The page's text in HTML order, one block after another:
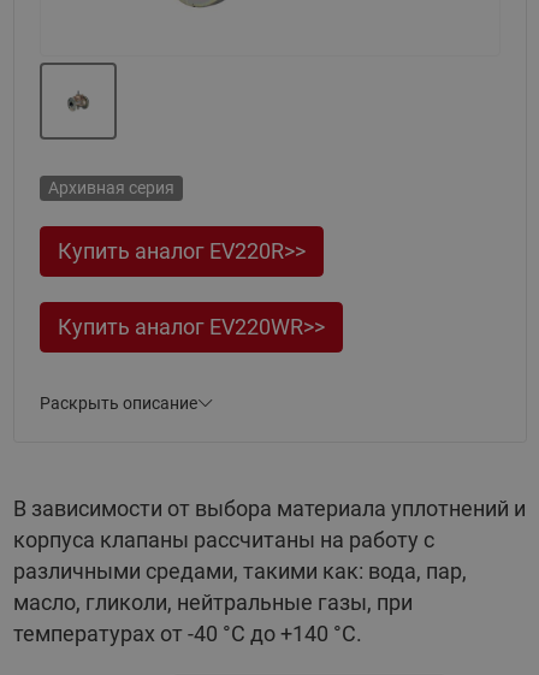
Архивная серия
Купить аналог EV220R>>
Купить аналог EV220WR>>
Основные параметры:
50) или фланцевое (Ду 65 – 100 мм);
Материал корпуса: латунь, DZR латунь,
Материалы уплотнений: EPDM (вода -30 до 120 °C),
NBR (воздух, масло -10 до +90 °C);
Раскрыть описание
В зависимости от выбора материала уплотнений и
корпуса клапаны рассчитаны на работу с
различными средами, такими как: вода, пар,
масло, гликоли, нейтральные газы, при
температурах от -40 °C до +140 °C.